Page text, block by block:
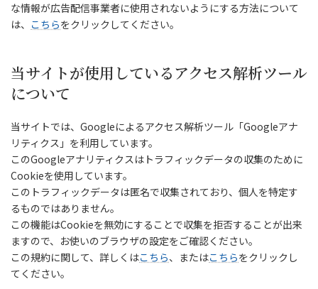
な情報が広告配信事業者に使用されないようにする方法について
は、 こちらをクリックしてください。
当サイトが使用しているアクセス解析ツール
について
当サイトでは、Googleによるアクセス解析ツール「Googleアナ
リティクス」を利用しています。
このGoogleアナリティクスはトラフィックデータの収集のために
Cookieを使用しています。
このトラフィックデータは匿名で収集されており、個人を特定す
るものではありません。
この機能はCookieを無効にすることで収集を拒否することが出来
ますので、お使いのブラウザの設定をご確認ください。
この規約に関して、詳しくはこちら、またはこちらをクリックし
てください。